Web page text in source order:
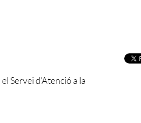
el Servei d’Atenció a la